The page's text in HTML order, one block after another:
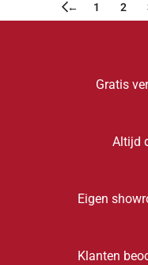
← 1 2
Gratis
Altijd
Eigen
Klanten